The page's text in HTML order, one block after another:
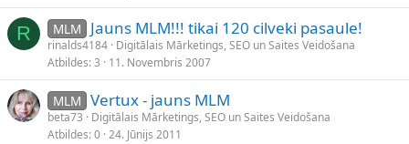
R MLM Jauns MLM!!! tikai 120 cilveki pasaule!
rinalds4184 Digitālais Mārketings, SEO un Saites Veidošana
Atbildes 3 11. Novembris 2007
MLM Vertux - jauns MLM
beta73
Digitālais Mārketings, SEO un Saites Veidošana
Atbildes 0 24. Jūnijs 2011